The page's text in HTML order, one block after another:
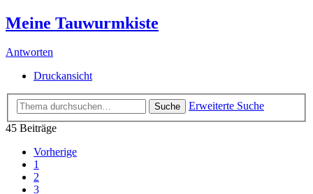
Meine Tauwurmkiste
Antworten
Druckansicht
Suche
Erweiterte Suche
45 Beiträge
Vorherige
1
2
3